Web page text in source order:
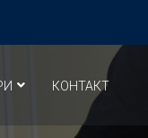
КОНТАКТ